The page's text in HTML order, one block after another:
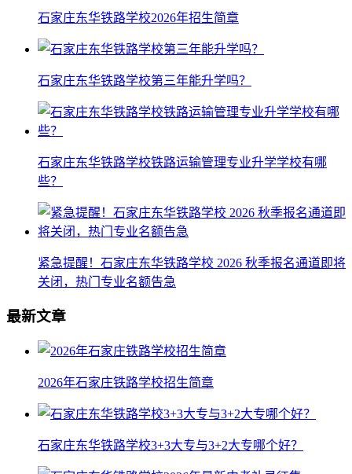
石家庄东华铁路学校2026年招生简章
石家庄东华铁路学校第三年能升学吗？
石家庄东华铁路学校铁路运输管理专业升学学校有哪
些？
紧急提醒！石家庄东华铁路学校 2026 秋季报名通道即将
关闭，热门专业名额告急
最新文章
2026年石家庄铁路学校招生简章
石家庄东华铁路学校3+3大专与3+2大专哪个好？